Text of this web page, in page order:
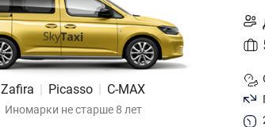
Zafira | Picasso | C-MAX
Иномарки не старше 8 лет